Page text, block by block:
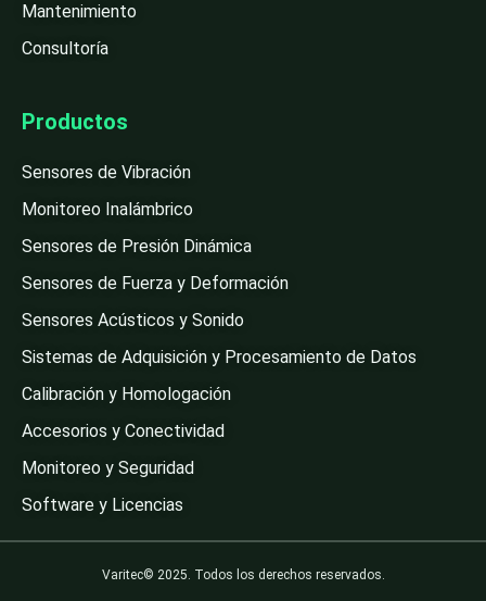
Mantenimiento
Consultoría
Productos
Sensores de Vibración
Monitoreo Inalámbrico
Sensores de Presión Dinámica
Sensores de Fuerza y Deformación
Sensores Acústicos y Sonido
Sistemas de Adquisición y Procesamiento de Datos
Calibración y Homologación
Accesorios y Conectividad
Monitoreo y Seguridad
Software y Licencias
Varitec© 2025. Todos los derechos reservados.